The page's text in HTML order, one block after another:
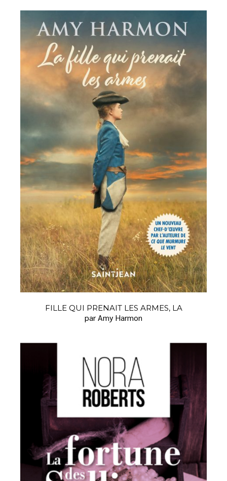
FILLE QUI PRENAIT LES ARMES, LA
par Amy Harmon